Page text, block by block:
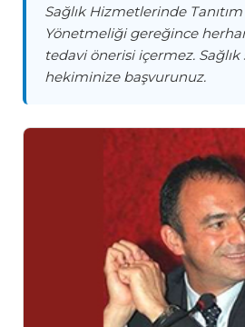
Sağlık Hizmetlerinde
Yönetmeliği gereğince
tedavi önerisi içermez. Sağlık
hekiminize başvurunuz.